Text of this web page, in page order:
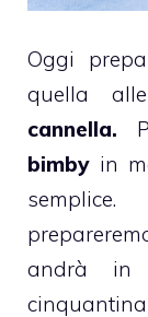
Oggi
quella
cannella.
bimby in
andrà in